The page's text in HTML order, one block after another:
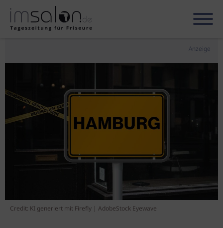
Anzeige
Credit: KI generiert mit Firefly | AdobeStock Eyewave